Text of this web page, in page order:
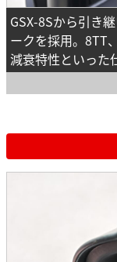
GSX-8Sから引き
ークを採用。8TT
減衰特性といった